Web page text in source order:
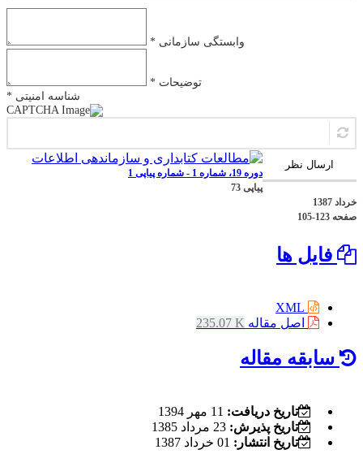
وابستگی سازمانی *
توضیحات *
شناسه امنیتی *
ارسال نظر
دوره 19، شماره 1 - شماره پیاپی 1
پیاپی 73
خرداد 1387
صفحه 105-123
فایل ها
اصل مقاله 235.07 K
سابقه مقاله
تاریخ دریافت:
تاریخ پذیرش:
تاریخ انتشار: